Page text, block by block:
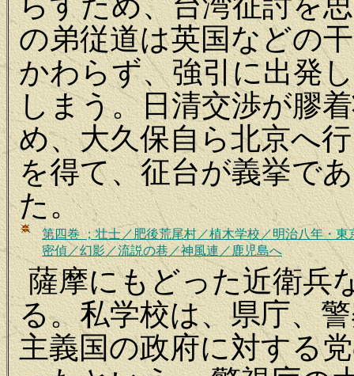
の弟従道は英国などの
かわらず、強引に出発
しまう。日清交渉が膠
め、大久保自ら北京へ
を得て、征台が義挙で
た。
第四巻 ；壮士／肥後荒尾村／植木学校／明治八年・
密偵／幻影／流説の巷／神風連／鹿児島へ
薩摩にもどった近衛兵
る。私学校は、県庁、
主義国の政府に対する